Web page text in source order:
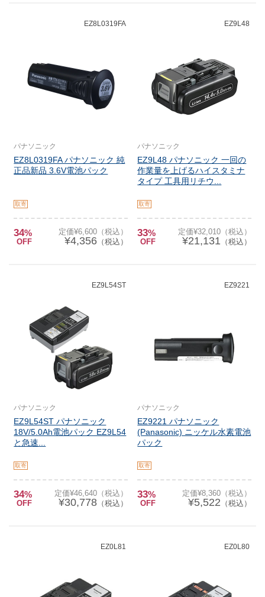
EZ8L0319FA
パナソニック
EZ8L0319FA パナソニック 純
正品新品 3.6V電池パック
取寄
34%
OFF
定価¥6,600（税込）
¥4,356（税込）
EZ9L48
パナソニック
EZ9L48 パナソニック 一回の
作業量を上げるハイスタミナ
タイプ 工具用リチウ...
取寄
33%
OFF
定価¥32,010（税込）
¥21,131 （税込）
EZ9L54ST
パナソニック
EZ9L54ST パナソニック
18V/5.0Ah電池パック EZ9L54
と急速...
取寄
34%
OFF
定価¥46,640（税込）
¥30,778（税込）
EZ9221
パナソニック
EZ9221 パナソニック
(Panasonic) ニッケル水素電池
パック
取寄
33%
OFF
定価¥8,360（税込）
¥5,522 （税込）
EZ0L81 EZ0L80